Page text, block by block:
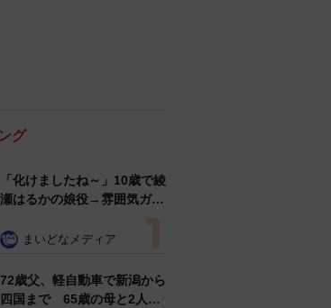
グ
「化けましたね～」10歳で綾
瀬はるかの娘役→雰囲気ガラ
雰囲気が」「宝塚に入れそ
まいどなメディア
72歳父、軽自動車で新潟から
四国まで 65歳の母と2人で